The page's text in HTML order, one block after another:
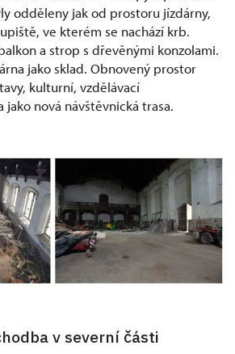
odděleny jak od prostoru jízdárny,
ve kterém se nachází krb.
a strop s dřevěnými konzolami.
jako sklad. Obnovený prostor
kulturní, vzdělávací
jako nová návštěvnická trasa.
v severní části